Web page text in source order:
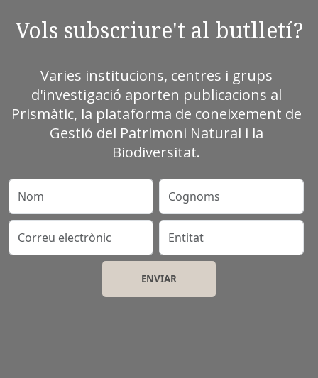
Vols subscriure't al butlletí?
Varies institucions, centres i grups
d'investigació aporten publicacions al
Prismàtic, la plataforma de coneixement de
Gestió del Patrimoni Natural i la
Biodiversitat.
Nom Cognoms
Correu electrònic Entitat